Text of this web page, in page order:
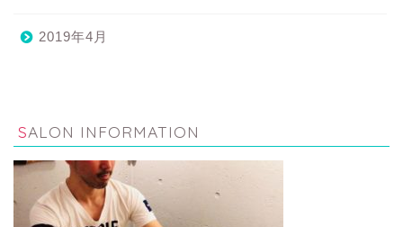
2019年4月
SALON INFORMATION